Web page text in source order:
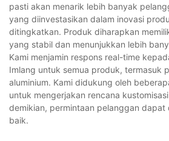
pasti akan menarik lebih banyak
yang diinvestasikan dalam inovasi
ditingkatkan. Produk diharapkan
yang stabil dan menunjukkan lebih
Kami menjamin respons real-time
Imlang untuk semua produk, termasuk
aluminium. Kami didukung oleh
untuk mengerjakan rencana
demikian, permintaan pelanggan dapat
baik.